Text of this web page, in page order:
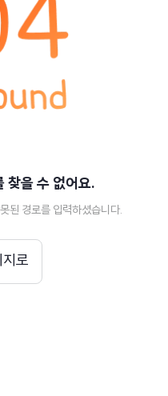
찾을 수 없어요.
된 경로를 입력하셨습니다.
지로